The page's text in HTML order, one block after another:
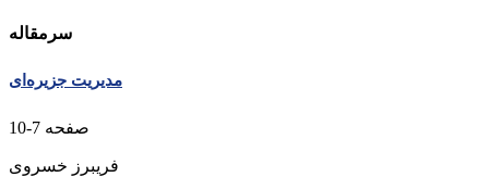
سرمقاله
مدیریت جزیره‌ای
صفحه 7-10
فریبرز خسروی